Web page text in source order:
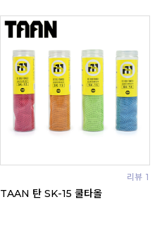
리뷰 1
TAAN 탄 SK-15 쿨타올